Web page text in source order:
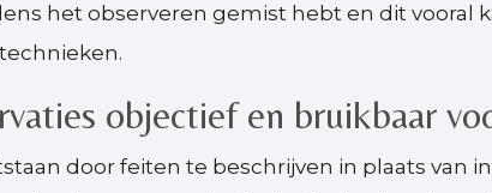
het observeren gemist hebt en dit vooral
objectief en bruikbaar
door feiten te beschrijven in plaats van